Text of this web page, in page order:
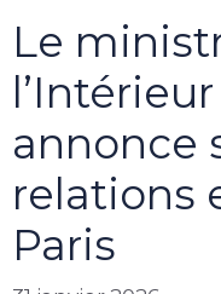
Le
annonce
relations
Paris